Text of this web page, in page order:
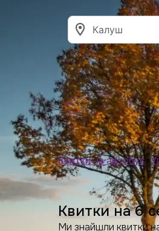
Квитки на автобус>
Квитки на 6
Ми знайшли квитки